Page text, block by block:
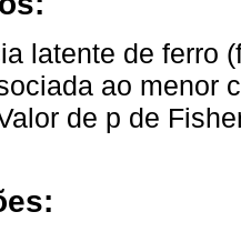
latente de ferro
ao menor
de p de